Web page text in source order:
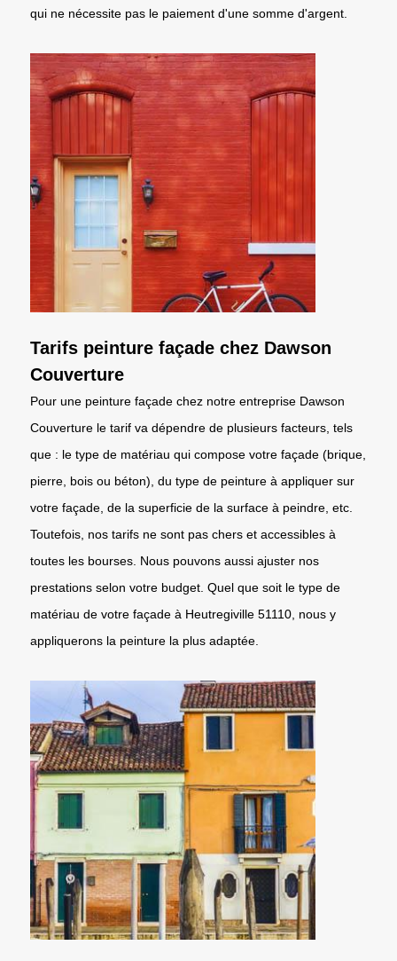
qui ne nécessite pas le paiement d'une somme d'argent.
Tarifs peinture façade chez Dawson
Couverture
Pour une peinture façade chez notre entreprise Dawson
Couverture le tarif va dépendre de plusieurs facteurs, tels
que : le type de matériau qui compose votre façade (brique,
pierre, bois ou béton), du type de peinture à appliquer sur
votre façade, de la superficie de la surface à peindre, etc.
Toutefois, nos tarifs ne sont pas chers et accessibles à
toutes les bourses. Nous pouvons aussi ajuster nos
prestations selon votre budget. Quel que soit le type de
matériau de votre façade à Heutregiville 51110, nous y
appliquerons la peinture la plus adaptée.